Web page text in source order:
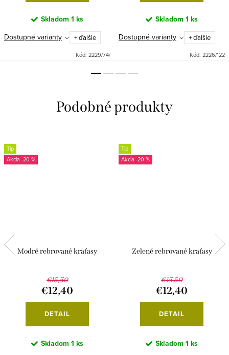
Skladom 1 ks
Dostupné varianty + ďalšie
Kód: 2229/74/
Skladom 1 ks
Dostupné varianty + ďalšie
Kód: 2226/122
Tip
-20 %
Modré rebrované kraťasy
€15,50
€12,40
DETAIL
Skladom 1 ks
Tip
-20 %
Zelené rebrované kraťasy
€15,50
€12,40
DETAIL
Skladom 1 ks